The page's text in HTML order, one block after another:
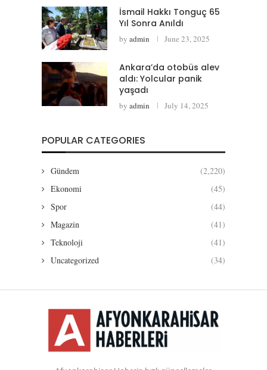
İsmail Hakkı Tonguç 65
Yıl Sonra Anıldı
by admin June 23, 2025
Ankara’da otobüs alev
aldı: Yolcular panik
yaşadı
by admin July 14, 2025
POPULAR CATEGORIES
Gündem
(2,220)
Ekonomi
(45)
Spor
(44)
Magazin
(41)
Teknoloji
(41)
Uncategorized
(34)